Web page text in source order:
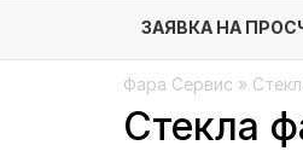
Фара Сервис »
Стекла
ЗАЯВКА НА